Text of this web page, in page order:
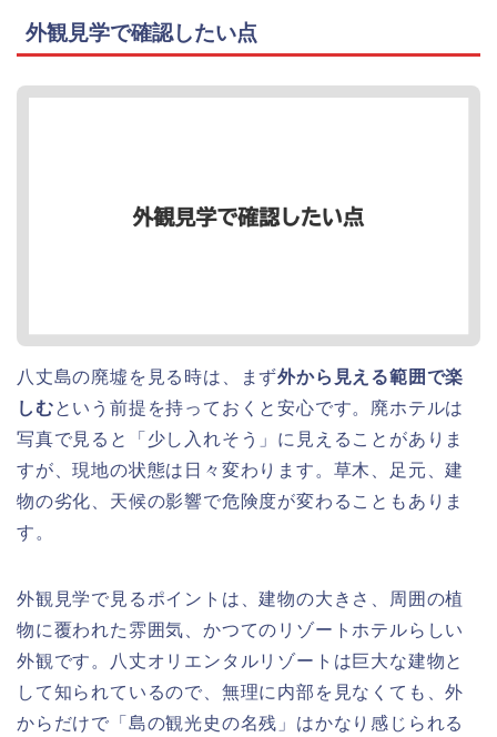
外観見学で確認したい点
八丈島の廃墟を見る時は、まず外から見える範囲で楽
しむという前提を持っておくと安心です。廃ホテルは
写真で見ると「少し入れそう」に見えることがありま
すが、現地の状態は日々変わります。草木、足元、建
物の劣化、天候の影響で危険度が変わることもありま
す。
外観見学で見るポイントは、建物の大きさ、周囲の植
物に覆われた雰囲気、かつてのリゾートホテルらしい
外観です。八丈オリエンタルリゾートは巨大な建物と
して知られているので、無理に内部を見なくても、外
からだけで「島の観光史の名残」はかなり感じられる